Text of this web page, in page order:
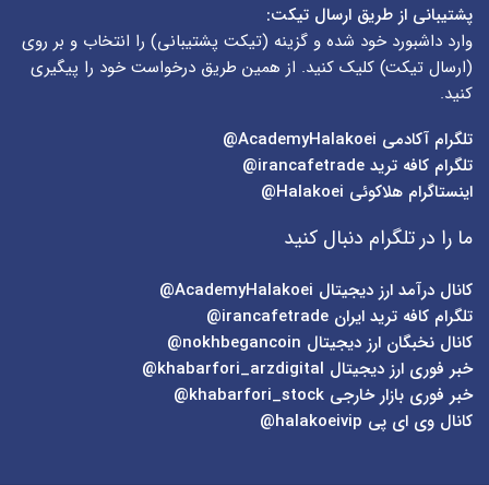
پشتیبانی از طریق ارسال تیکت:
وارد داشبورد خود شده و گزینه (تیکت پشتیبانی) را انتخاب و بر روی
(ارسال تیکت) کلیک کنید. از همین طریق درخواست خود را پیگیری
کنید.
تلگرام آکادمی
تلگرام کافه ترید irancafetrade@
اینستاگرام هلاکوئی Halakoei@
ما را در تلگرام دنبال کنید
کانال درآمد ارز دیجیتال AcademyHalakoei@
تلگرام کافه ترید ایران irancafetrade@
کانال نخبگان ارز دیجیتال nokhbegancoin@
خبر فوری ارز دیجیتال khabarfori_arzdigital@
خبر فوری بازار خارجی khabarfori_stock@
کانال وی ای پی halakoeivip@